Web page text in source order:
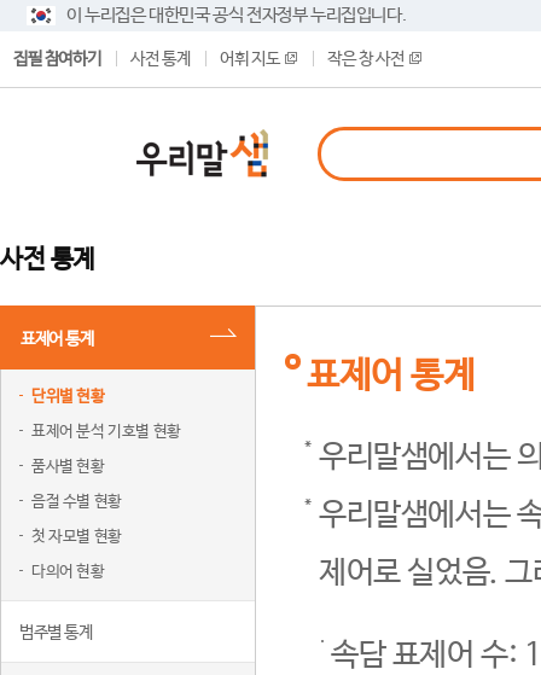
이 누리집은 대한민국 공식 전자정부 누리집입니다.
집필 참여하기 사전 통계 어휘 지도 작은 창 사전
사전 통계
표제어 통계
단위별 현황
표제어 분석 기호별 현황
품사별 현황
음절 수별 현황
첫 자모별 현황
다의어 현황
범주별 통계
표제어 통계
우리말샘에서는
우리말샘에서는
제어로 실었음.
속담 표제어 수: